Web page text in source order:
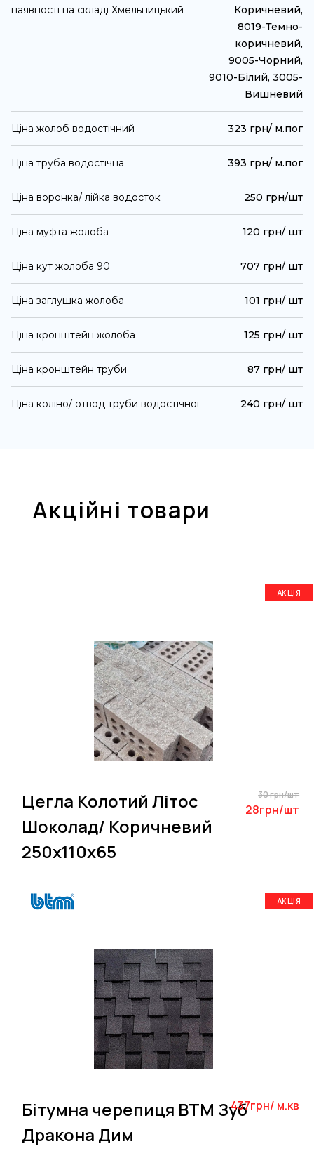
наявності на складі Хмельницький
Коричневий,
8019-Темно-
коричневий,
9005-Чорний,
9010-Білий, 3005-
Вишневий
Ціна жолоб водостічний 323 грн/ м.пог
Ціна труба водостічна 393 грн/ м.пог
Ціна воронка/ лійка водосток 250 грн/шт
Ціна муфта жолоба 120 грн/ шт
Ціна кут жолоба 90 707 грн/ шт
Ціна заглушка жолоба 101 грн/ шт
Ціна кронштейн жолоба 125 грн/ шт
Ціна кронштейн труби 87 грн/ шт
Ціна коліно/ отвод труби водостічної 240 грн/ шт
Акційні товари
АКЦІЯ
Цегла Колотий Літос
Шоколад/ Коричневий
250х110х65
30 грн/шт
28грн/шт
АКЦІЯ
Бітумна черепиця BTM Зуб
Дракона Дим
437грн/ м.кв